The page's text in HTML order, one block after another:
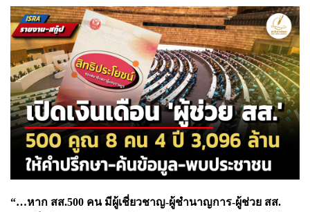
“…หาก สส.500 คน มีผู้เชี่ยวชาญ-ผู้ชำนาญการ-ผู้ช่วย สส.